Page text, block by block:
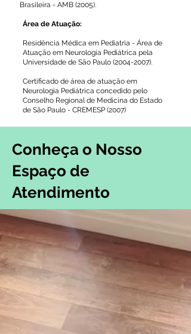
Brasileira - AMB (2005).
Área de Atuação:
Residência Médica em Pediatria - Área de
Atuação em Neurologia Pediátrica pela
Universidade de São Paulo (2004-2007).
Certificado de área de atuação em
Neurologia Pediátrica concedido pelo
Conselho Regional de Medicina do Estado
de São Paulo - CREMESP (2007)
Conheça o Nosso
Espaço de
Atendimento